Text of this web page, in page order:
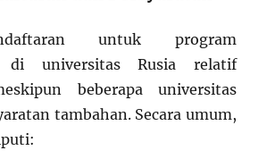
untuk program
di universitas Rusia relatif
beberapa universitas
tambahan. Secara umum,